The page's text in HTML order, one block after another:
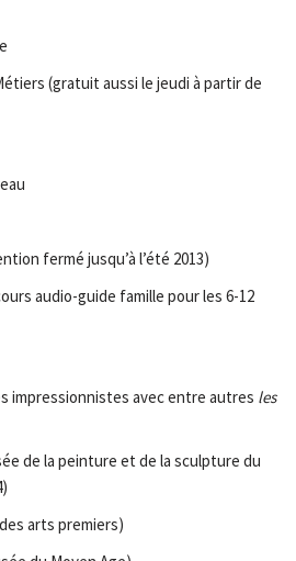
(gratuit aussi le jeudi à partir de
fermé jusqu’à l’été 2013)
audio-guide famille pour les 6-12
impressionnistes avec entre autres les
de la peinture et de la sculpture du
arts premiers)